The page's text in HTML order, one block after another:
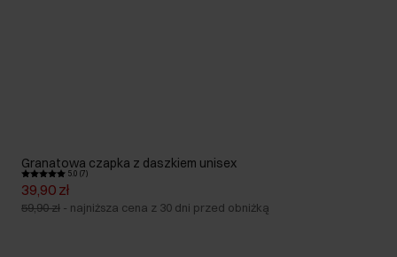
Granatowa czapka z daszkiem unisex
5.0 (7)
39,90 zł
59,90 zł - najniższa cena z 30 dni przed obniżką